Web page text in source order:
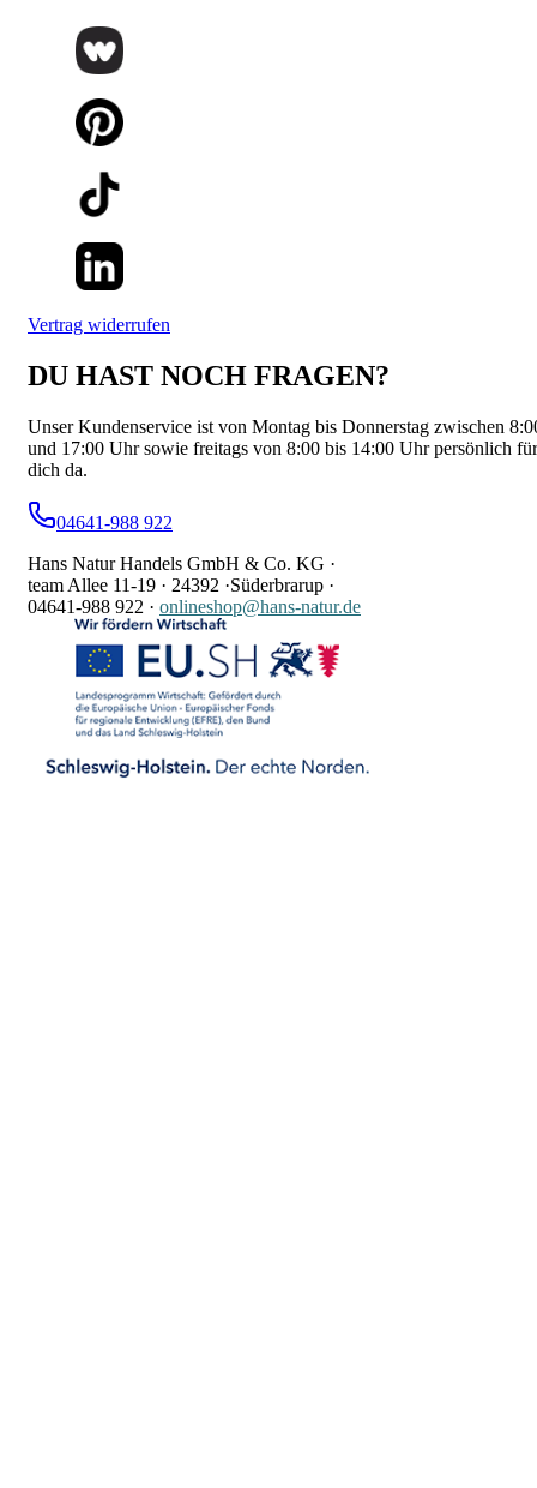
Vertrag widerrufen
DU HAST NOCH FRAGEN?
Unser Kundenservice ist von Montag bis Donnerstag zwischen
und 17:00 Uhr sowie freitags von 8:00 bis 14:00 Uhr persönlich für
dich da.
04641-988 922
Hans Natur Handels GmbH & Co. KG ·
team Allee 11-19 · 24392 ·Süderbrarup ·
04641-988 922 · onlineshop@hans-natur.de